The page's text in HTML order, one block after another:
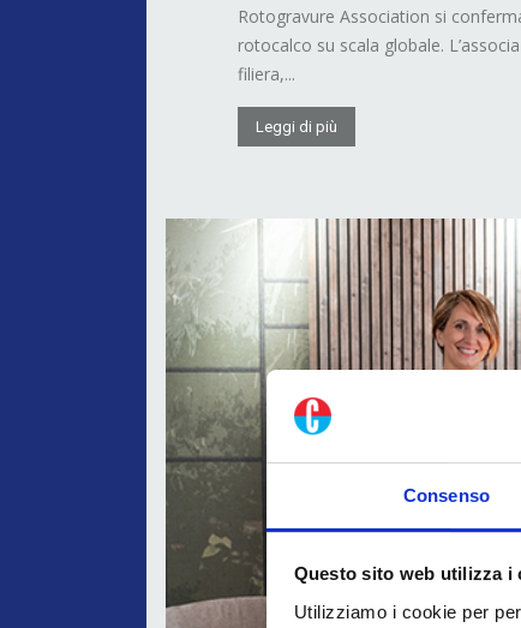
Consenso
Questo sito web utilizza i
Utilizziamo i cookie per
Rotogravure Association si
rotocalco su scala globale.
filiera,...
Leggi di più